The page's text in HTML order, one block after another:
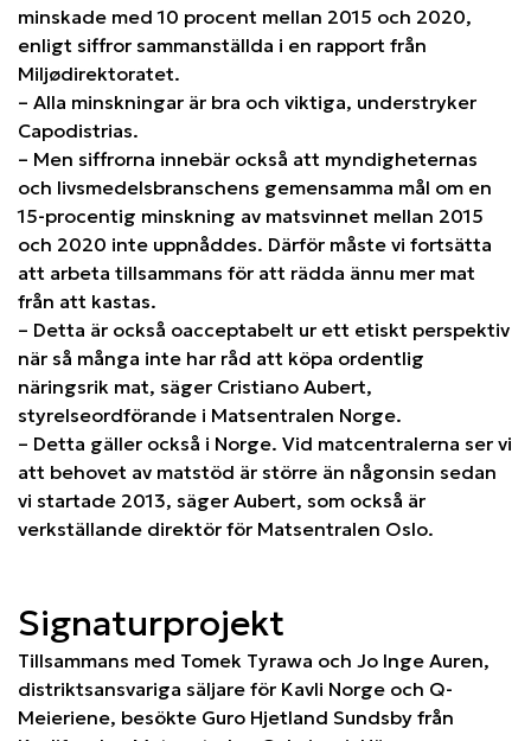
minskade med 10 procent mellan 2015 och 2020,
enligt siffror sammanställda i en rapport från
Miljødirektoratet.
– Alla minskningar är bra och viktiga, understryker
Capodistrias.
– Men siffrorna innebär också att myndigheternas
och livsmedelsbranschens gemensamma mål om en
15-procentig minskning av matsvinnet mellan 2015
och 2020 inte uppnåddes. Därför måste vi fortsätta
att arbeta tillsammans för att rädda ännu mer mat
från att kastas.
– Detta är också oacceptabelt ur ett etiskt perspektiv
när så många inte har råd att köpa ordentlig
näringsrik mat, säger Cristiano Aubert,
styrelseordförande i Matsentralen Norge.
– Detta gäller också i Norge. Vid matcentralerna ser vi
att behovet av matstöd är större än någonsin sedan
vi startade 2013, säger Aubert, som också är
verkställande direktör för Matsentralen Oslo.
Signaturprojekt
Tillsammans med Tomek Tyrawa och Jo Inge Auren,
distriktsansvariga säljare för Kavli Norge och Q-
Meieriene, besökte Guro Hjetland Sundsby från